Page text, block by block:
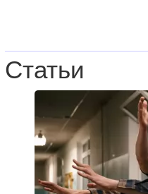
Статьи